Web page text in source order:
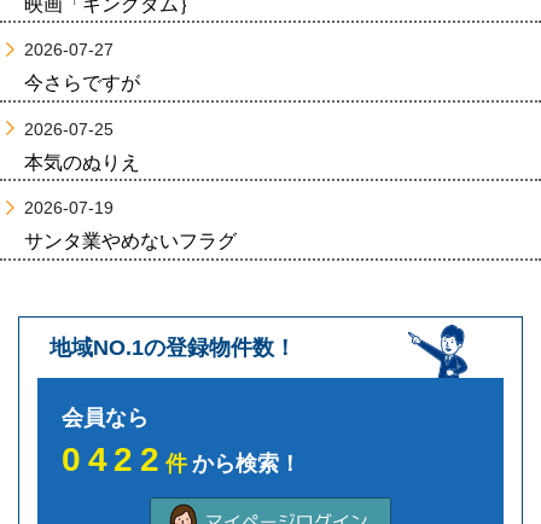
2026-07-27
今さらですが
2026-07-25
本気のぬりえ
2026-07-19
サンタ業やめないフラグ
地域NO.1の登録物件数！
会員なら
0422件から検索！